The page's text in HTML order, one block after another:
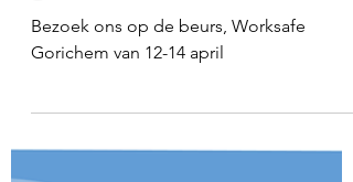
CHEMGroep